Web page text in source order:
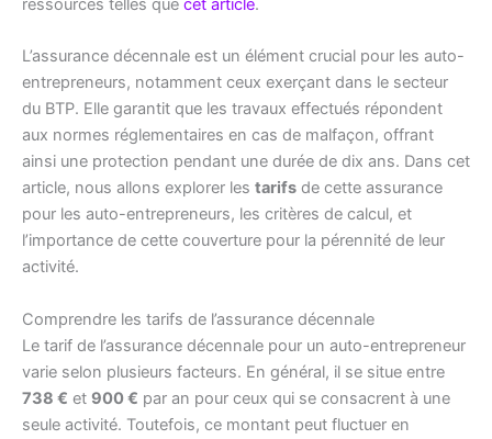
ressources telles que cet article.
L’assurance décennale est un élément crucial pour les auto-
entrepreneurs, notamment ceux exerçant dans le secteur
du BTP. Elle garantit que les travaux effectués répondent
aux normes réglementaires en cas de malfaçon, offrant
ainsi une protection pendant une durée de dix ans. Dans cet
article, nous allons explorer les tarifs de cette assurance
pour les auto-entrepreneurs, les critères de calcul, et
l’importance de cette couverture pour la pérennité de leur
activité.
Comprendre les tarifs de l’assurance décennale
Le tarif de l’assurance décennale pour un auto-entrepreneur
varie selon plusieurs facteurs. En général, il se situe entre
738 € et 900 € par an pour ceux qui se consacrent à une
seule activité. Toutefois, ce montant peut fluctuer en